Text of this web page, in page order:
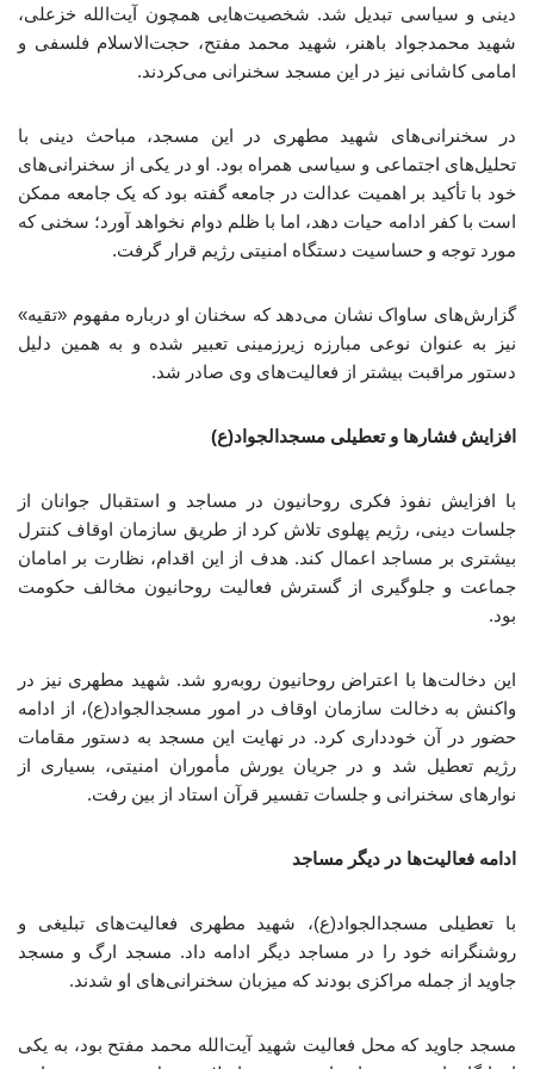
دینی و سیاسی تبدیل شد. شخصیت‌هایی همچون آیت‌الله خزعلی،
شهید محمدجواد باهنر، شهید محمد مفتح، حجت‌الاسلام فلسفی و
امامی کاشانی نیز در این مسجد سخنرانی می‌کردند.
در سخنرانی‌های شهید مطهری در این مسجد، مباحث دینی با
تحلیل‌های اجتماعی و سیاسی همراه بود. او در یکی از سخنرانی‌های
خود با تأکید بر اهمیت عدالت در جامعه گفته بود که یک جامعه ممکن
است با کفر ادامه حیات دهد، اما با ظلم دوام نخواهد آورد؛ سخنی که
مورد توجه و حساسیت دستگاه امنیتی رژیم قرار گرفت.
گزارش‌های ساواک نشان می‌دهد که سخنان او درباره مفهوم «تقیه»
نیز به عنوان نوعی مبارزه زیرزمینی تعبیر شده و به همین دلیل
دستور مراقبت بیشتر از فعالیت‌های وی صادر شد.
افزایش فشارها و تعطیلی مسجدالجواد(ع)
با افزایش نفوذ فکری روحانیون در مساجد و استقبال جوانان از
جلسات دینی، رژیم پهلوی تلاش کرد از طریق سازمان اوقاف کنترل
بیشتری بر مساجد اعمال کند. هدف از این اقدام، نظارت بر امامان
جماعت و جلوگیری از گسترش فعالیت روحانیون مخالف حکومت
بود.
این دخالت‌ها با اعتراض روحانیون روبه‌رو شد. شهید مطهری نیز در
واکنش به دخالت سازمان اوقاف در امور مسجدالجواد(ع)، از ادامه
حضور در آن خودداری کرد. در نهایت این مسجد به دستور مقامات
رژیم تعطیل شد و در جریان یورش مأموران امنیتی، بسیاری از
نوارهای سخنرانی و جلسات تفسیر قرآن استاد از بین رفت.
ادامه فعالیت‌ها در دیگر مساجد
با تعطیلی مسجدالجواد(ع)، شهید مطهری فعالیت‌های تبلیغی و
روشنگرانه خود را در مساجد دیگر ادامه داد. مسجد ارگ و مسجد
جاوید از جمله مراکزی بودند که میزبان سخنرانی‌های او شدند.
مسجد جاوید که محل فعالیت شهید آیت‌الله محمد مفتح بود، به یکی